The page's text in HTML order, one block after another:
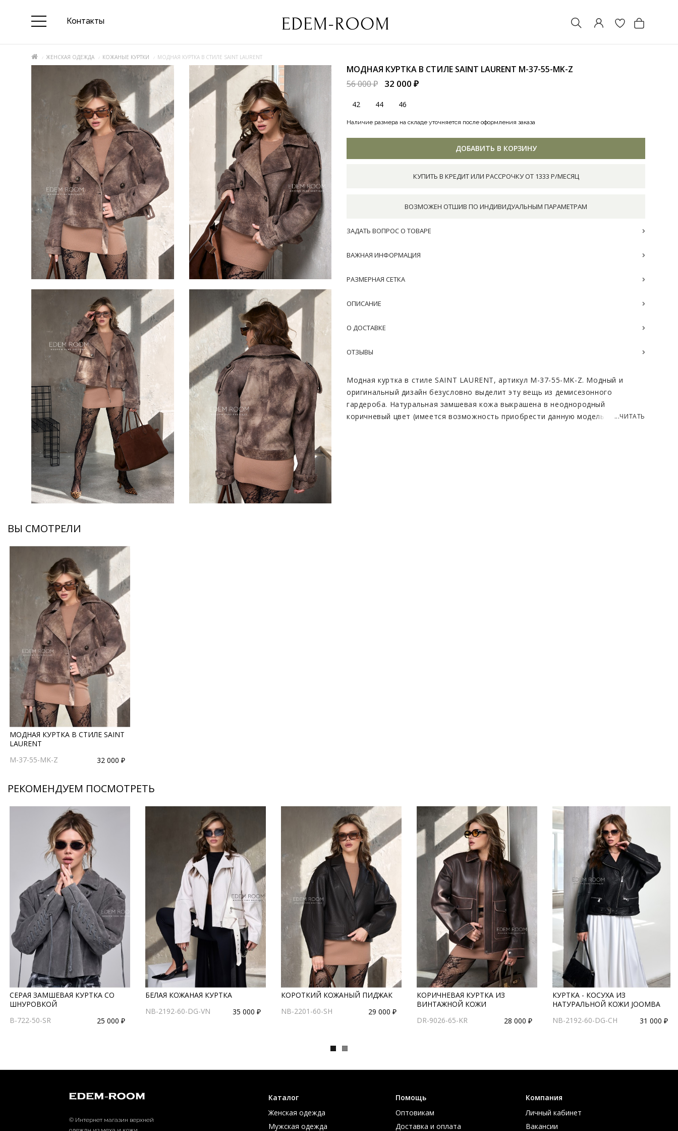
Контакты
ЖЕНСКАЯ ОДЕЖДА КОЖАНЫЕ КУРТКИ МОДНАЯ КУРТКА В СТИЛЕ SAINT LAURENT
МОДНАЯ КУРТКА В СТИЛЕ SAINT LAURENT M-37-55-MK-Z
56 000 ₽
32 000 ₽
42 44 46
Наличие размера на складе уточняется после оформления заказа
ДОБАВИТЬ В КОРЗИНУ
КУПИТЬ В КРЕДИТ ИЛИ РАССРОЧКУ ОТ 1333 Р/МЕСЯЦ
ВОЗМОЖЕН ОТШИВ ПО ИНДИВИДУАЛЬНЫМ ПАРАМЕТРАМ
ЗАДАТЬ ВОПРОС О ТОВАРЕ
ВАЖНАЯ ИНФОРМАЦИЯ
РАЗМЕРНАЯ СЕТКА
ОПИСАНИЕ
О ДОСТАВКЕ
ОТЗЫВЫ
Модная куртка в стиле SAINT LAURENT, артикул M-37-55-MK-Z. Модный и
оригинальный дизайн безусловно выделит эту вещь из демисезонного
гардероба. Натуральная замшевая кожа выкрашена в неоднородный
коричневый цвет (имеется возможность приобрести данную модель в черном
...ЧИТАТЬ
ВЫ СМОТРЕЛИ
МОДНАЯ КУРТКА В СТИЛЕ SAINT
LAURENT
M-37-55-MK-Z
32 000 ₽
РЕКОМЕНДУЕМ ПОСМОТРЕТЬ
СЕРАЯ ЗАМШЕВАЯ КУРТКА СО
ШНУРОВКОЙ
B-722-50-SR
25 000 ₽
БЕЛАЯ КОЖАНАЯ КУРТКА
NB-2192-60-DG-VN
35 000 ₽
КОРОТКИЙ КОЖАНЫЙ ПИДЖАК
NB-2201-60-SH
29 000 ₽
КОРИЧНЕВАЯ КУРТКА ИЗ
ВИНТАЖНОЙ КОЖИ
DR-9026-65-KR
28 000 ₽
КУРТКА - КОСУХА ИЗ
НАТУРАЛЬНОЙ КОЖИ JOOMBA
NB-2192-60-DG-CH
31 000 ₽
© Интернет магазин верхней
Каталог
Женская одежда
Мужская одежда
Помощь
Оптовикам
Доставка и оплата
Компания
Личный кабинет
Вакансии